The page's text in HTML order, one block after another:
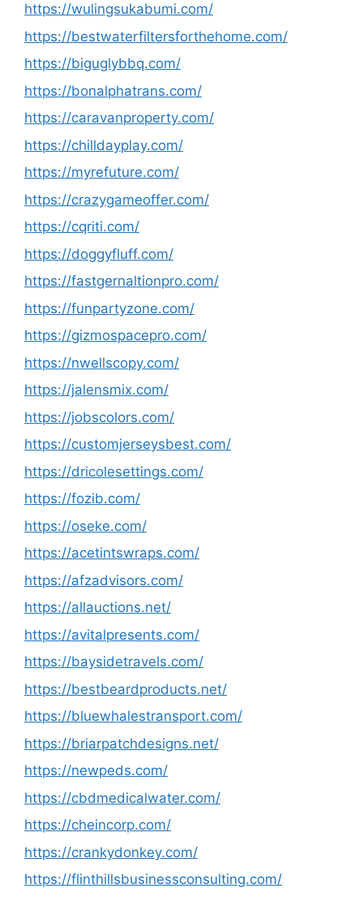
https://wulingsukabumi.com/
https://bestwaterfiltersforthehome.com/
https://biguglybbq.com/
https://bonalphatrans.com/
https://caravanproperty.com/
https://chilldayplay.com/
https://myrefuture.com/
https://crazygameoffer.com/
https://cqriti.com/
https://doggyfluff.com/
https://fastgernaltionpro.com/
https://funpartyzone.com/
https://gizmospacepro.com/
https://nwellscopy.com/
https://jalensmix.com/
https://jobscolors.com/
https://customjerseysbest.com/
https://dricolesettings.com/
https://fozib.com/
https://oseke.com/
https://acetintswraps.com/
https://afzadvisors.com/
https://allauctions.net/
https://avitalpresents.com/
https://baysidetravels.com/
https://bestbeardproducts.net/
https://bluewhalestransport.com/
https://briarpatchdesigns.net/
https://newpeds.com/
https://cbdmedicalwater.com/
https://cheincorp.com/
https://crankydonkey.com/
https://flinthillsbusinessconsulting.com/